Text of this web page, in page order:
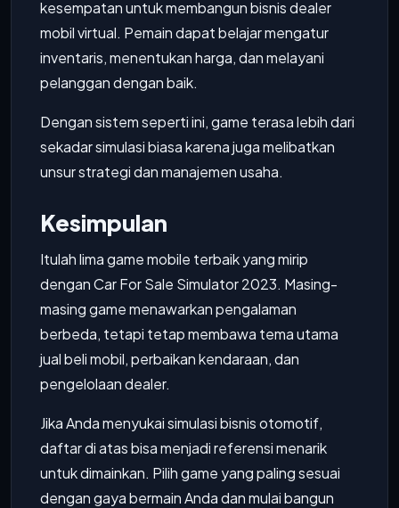
kesempatan untuk membangun bisnis dealer
mobil virtual. Pemain dapat belajar mengatur
inventaris, menentukan harga, dan melayani
pelanggan dengan baik.
Dengan sistem seperti ini, game terasa lebih dari
sekadar simulasi biasa karena juga melibatkan
unsur strategi dan manajemen usaha.
Kesimpulan
Itulah lima game mobile terbaik yang mirip
dengan Car For Sale Simulator 2023. Masing-
masing game menawarkan pengalaman
berbeda, tetapi tetap membawa tema utama
jual beli mobil, perbaikan kendaraan, dan
pengelolaan dealer.
Jika Anda menyukai simulasi bisnis otomotif,
daftar di atas bisa menjadi referensi menarik
untuk dimainkan. Pilih game yang paling sesuai
dengan gaya bermain Anda dan mulai bangun